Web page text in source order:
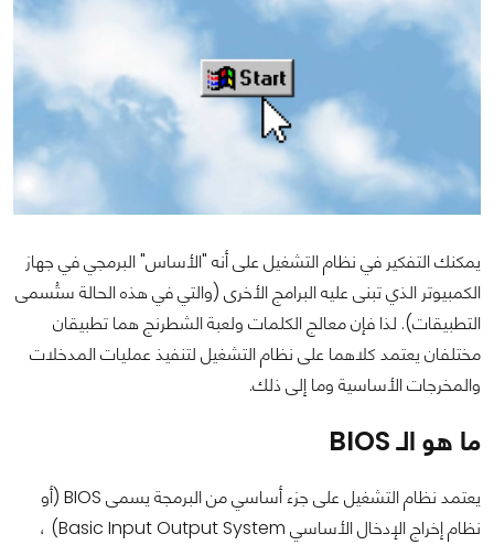
يمكنك التفكير في نظام التشغيل على أنه "الأساس" البرمجي في جهاز
الكمبيوتر الذي تبنى عليه البرامج الأخرى (والتي في هذه الحالة ستُسمى
التطبيقات). لذا فإن معالج الكلمات ولعبة الشطرنج هما تطبيقان
مختلفان يعتمد كلاهما على نظام التشغيل لتنفيذ عمليات المدخلات
والمخرجات الأساسية وما إلى ذلك.
ما هو الـ BIOS
يعتمد نظام التشغيل على جزء أساسي من البرمجة يسمى BIOS (أو
نظام إخراج الإدخال الأساسي Basic Input Output System) ،